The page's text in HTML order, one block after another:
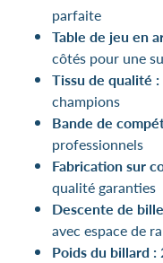
parfaite
Table de jeu en
côtés pour une
Tissu de qualité :
champions
Bande de
professionnels
Fabrication sur
qualité garanties
Descente de
avec espace de
Poids du billard :